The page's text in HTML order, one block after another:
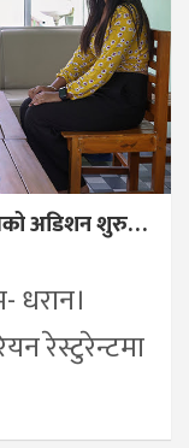
अडिशन शुरु…
धरान।
रेस्टुरेन्टमा